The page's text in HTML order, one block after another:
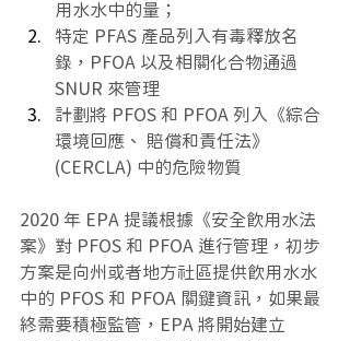
用水水中的量；
特定 PFAS 產品列入有毒釋放名
錄，PFOA 以及相關化合物通過
SNUR 來管理
計劃將 PFOS 和 PFOA 列入《綜合
環境回應、 賠償和責任法》
(CERCLA) 中的危險物質
2020 年 EPA 提議根據《安全飲用水法
案》對 PFOS 和 PFOA 進行管理，初步
方案是向州或者地方社區提供飲用水水
中的 PFOS 和 PFOA 關鍵資訊，如果最
終需要積極監管，EPA 將開始建立